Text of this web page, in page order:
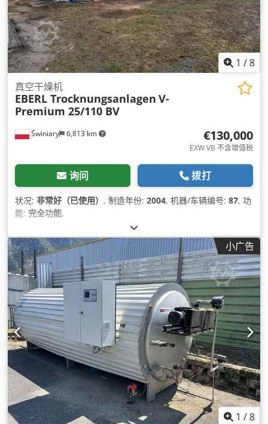
1 /8
Świniary 6,813 km
真空干燥机
EBERL Trocknungsanlagen V-
Premium 25/110 BV
€130,000
EXW VB 不含增值税
询问 拨打
状况: 非常好（已使用） , 制造年份: 2004, 机器/车辆编号: 87, 功
能: 完全功能,
小广告
1 /8